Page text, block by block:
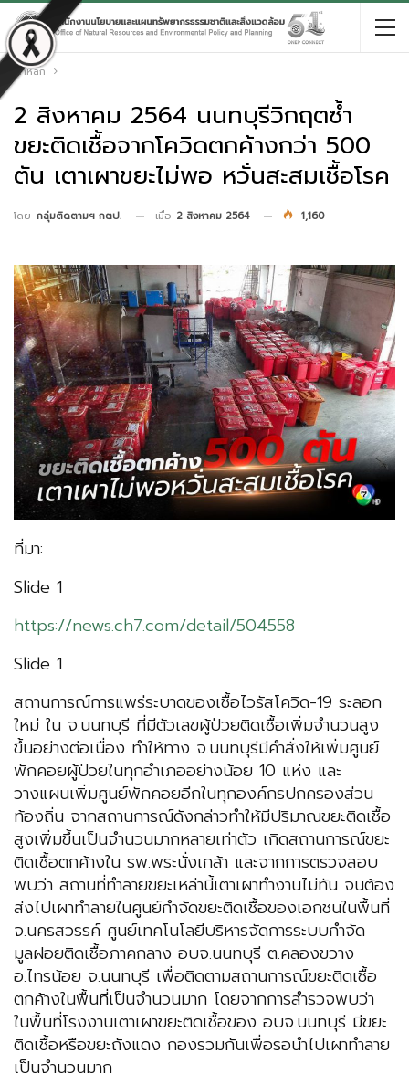
หน้าหลัก
2 สิงหาคม 2564 นนทบุรีวิกฤตซ้ำ
ขยะติดเชื้อจากโควิดตกค้างกว่า 500
ตัน เตาเผาขยะไม่พอ หวั่นสะสมเชื้อโรค
โดย กลุ่มติดตามฯ กตป. เมื่อ 2 สิงหาคม 2564 1,160
ที่มา:
Slide 1
https://news.ch7.com/detail/504558
Slide 1
สถานการณ์การแพร่ระบาดของเชื้อไวรัสโควิด-19 ระลอก
ใหม่ ใน จ.นนทบุรี ที่มีตัวเลขผู้ป่วยติดเชื้อเพิ่มจำนวนสูง
ขึ้นอย่างต่อเนื่อง ทำให้ทาง จ.นนทบุรีมีคำสั่งให้เพิ่มศูนย์
พักคอยผู้ป่วยในทุกอำเภออย่างน้อย 10 แห่ง และ
วางแผนเพิ่มศูนย์พักคอยอีกในทุกองค์กรปกครองส่วน
ท้องถิ่น จากสถานการณ์ดังกล่าวทำให้มีปริมาณขยะติดเชื้อ
สูงเพิ่มขึ้นเป็นจำนวนมากหลายเท่าตัว เกิดสถานการณ์ขยะ
ติดเชื้อตกค้างใน รพ.พระนั่งเกล้า และจากการตรวจสอบ
พบว่า สถานที่ทำลายขยะเหล่านี้เตาเผาทำงานไม่ทัน จนต้อง
ส่งไปเผาทำลายในศูนย์กำจัดขยะติดเชื้อของเอกชนในพื้นที่
จ.นครสวรรค์ ศูนย์เทคโนโลยีบริหารจัดการระบบกำจัด
มูลฝอยติดเชื้อภาคกลาง อบจ.นนทบุรี ต.คลองขวาง
อ.ไทรน้อย จ.นนทบุรี เพื่อติดตามสถานการณ์ขยะติดเชื้อ
ตกค้างในพื้นที่เป็นจำนวนมาก โดยจากการสำรวจพบว่า
ในพื้นที่โรงงานเตาเผาขยะติดเชื้อของ อบจ.นนทบุรี มีขยะ
ติดเชื้อหรือขยะถังแดง กองรวมกันเพื่อรอนำไปเผาทำลาย
เป็นจำนวนมาก